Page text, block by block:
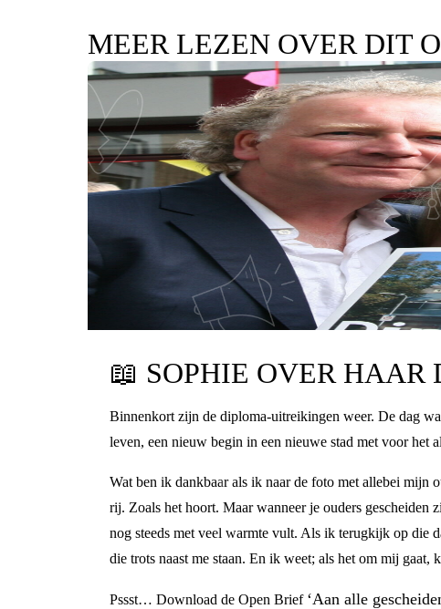
MEER LEZEN OVER DIT
📖 SOPHIE OVER
Binnenkort zijn de diploma-uitreikingen weer. De dag
leven, een nieuw begin in een nieuwe stad met voor het
Wat ben ik dankbaar als ik naar de foto met allebei mijn
rij. Zoals het hoort. Maar wanneer je ouders gescheiden
nog steeds met veel warmte vult. Als ik terugkijk op die
die trots naast me staan. En ik weet; als het om mij gaat,
Pssst… Download de Open Brief ‘Aan alle